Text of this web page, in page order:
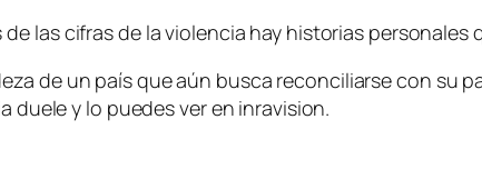
las cifras de la violencia hay historias
de un país que aún busca reconciliarse con su
duele y lo puedes ver en inravision.